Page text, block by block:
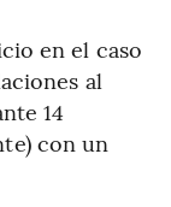
en el caso
al
14
con un